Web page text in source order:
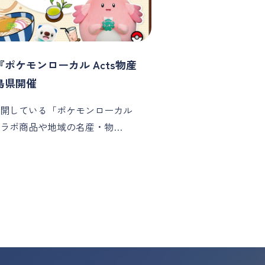
ポケモンローカル Acts物産
県開催
している「ポケモンローカル
ボ商品や地域の名産・物…